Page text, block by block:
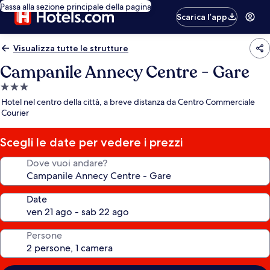
Passa alla sezione principale della pagina
Scarica l’app
Visualizza tutte le strutture
Campanile Annecy Centre - Gare
Struttura
a
3.0
stelle
Hotel nel centro della città, a breve distanza da Centro Commerciale
Courier
Scegli le date per vedere i prezzi
Dove vuoi andare?
Date
Persone